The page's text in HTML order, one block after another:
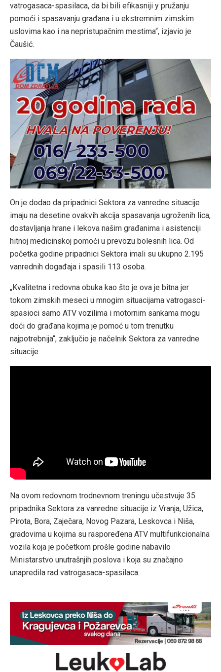
vatrogasaca-spasilaca, da bi bili efikasniji y pružanju
pomoći i spasavanju građana i u ekstremnim zimskim
uslovima kao i na nepristupačnim mestima“, izjavio je
Čaušić.
On je dodao da pripadnici Sektora za vanredne situacije
imaju na desetine ovakvih akcija spasavanja ugroženih lica,
dostavljanja hrane i lekova našim građanima i asistenciji
hitnoj medicinskoj pomoći u prevozu bolesnih lica. Od
početka godine pripadnici Sektora imali su ukupno 2.195
vanrednih događaja i spasili 113 osoba.
„Kvalitetna i redovna obuka kao što je ova je bitna jer
tokom zimskih meseci u mnogim situacijama vatrogasci-
spasioci samo ATV vozilima i motornim sankama mogu
doći do građana kojima je pomoć u tom trenutku
najpotrebnija“, zaključio je načelnik Sektora za vanredne
situacije.
Na ovom redovnom trodnevnom treningu učestvuje 35
pripadnika Sektora za vanredne situacije iz Vranja, Užica,
Pirota, Bora, Zaječara, Novog Pazara, Leskovca i Niša,
gradovima u kojima su raspoređena ATV multifunkcionalna
vozila koja je početkom prošle godine nabavilo
Ministarstvo unutrašnjih poslova i koja su značajno
unapredila rad vatrogasaca-spasilaca.